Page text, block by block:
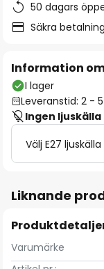
50 dagars
Säkra
Information
I lager
Leveranstid: 2 -
Ingen ljuskälla
Välj E27 ljuskälla
Liknande
Varumärke